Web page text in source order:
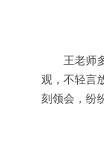
王老师
观，不轻言
刻领会，纷